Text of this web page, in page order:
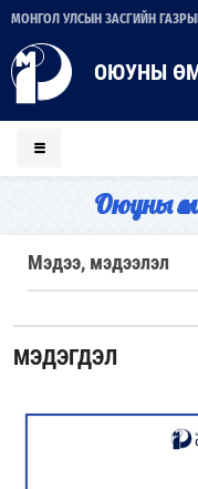
МОНГОЛ УЛСЫН ЗАСГИЙН
ОЮУНЫ
Оюуны
Мэдээ, мэдээлэл
МЭДЭГДЭЛ